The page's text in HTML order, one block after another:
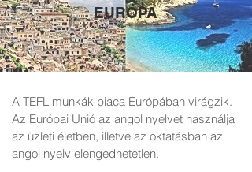
EURÓPA
A TEFL munkák piaca Európában virágzik.
Az Európai Unió az angol nyelvet használja
az üzleti életben, illetve az oktatásban az
angol nyelv elengedhetetlen.